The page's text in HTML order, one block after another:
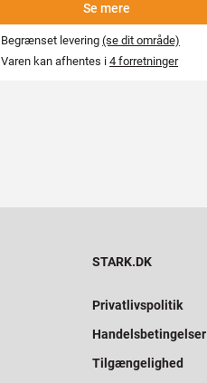
Se mere
Begrænset levering(se dit område)
Varen kan afhentes i4 forretninger
STARK.DK
Privatlivspolitik
Handelsbetingelser
Tilgængelighed